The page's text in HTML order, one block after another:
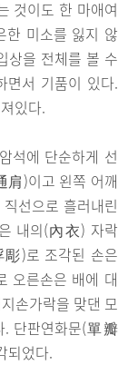
것이도 한 마애여
한 미소를 잃지 않
상을 전체를 볼 수
면서 기품이 있다.
있다.
석에 단순하게 선
肩)이고 왼쪽 어깨
선으로 흘러내린
내의(內衣) 자락
)로 조각된 손은
오른손은 배에 대
손가락을 맞댄 모
. 단판연화문(單瓣
되었다.